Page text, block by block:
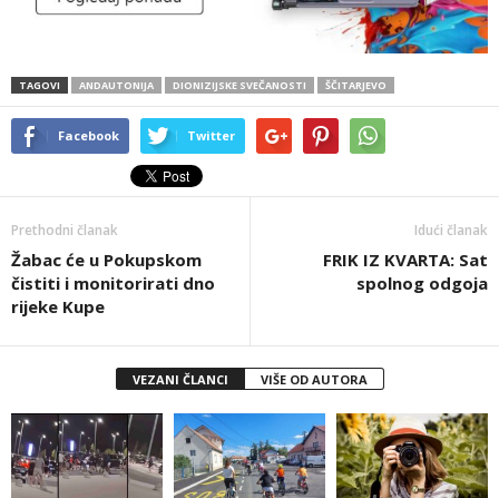
TAGOVI ANDAUTONIJA DIONIZIJSKE SVEČANOSTI ŠČITARJEVO
Facebook Twitter
Prethodni članak
Žabac će u Pokupskom
čistiti i monitorirati dno
rijeke Kupe
Idući članak
FRIK IZ KVARTA: Sat
spolnog odgoja
VEZANI ČLANCI VIŠE OD AUTORA